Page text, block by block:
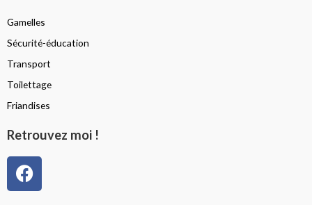
Gamelles
Sécurité-éducation
Transport
Toilettage
Friandises
Retrouvez moi !
F
a